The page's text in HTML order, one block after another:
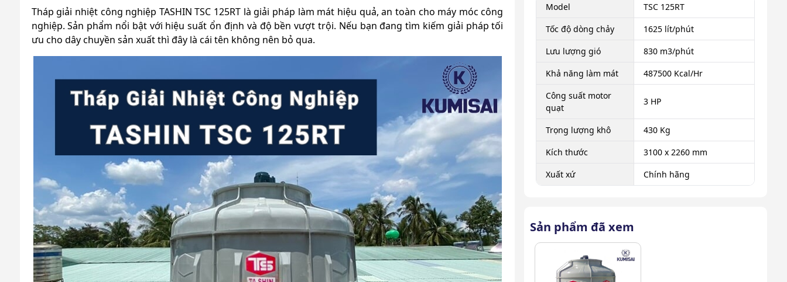
Tháp giải nhiệt công nghiệp TASHIN TSC 125RT là giải pháp làm mát hiệu quả, an toàn cho máy móc công
nghiệp. Sản phẩm nổi bật với hiệu suất ổn định và độ bền vượt trội. Nếu bạn đang tìm kiếm giải pháp tối
ưu cho dây chuyền sản xuất thì đây là cái tên không nên bỏ qua.
Model
TSC 125RT
Tốc độ dòng chảy
1625 lít/phút
Lưu lượng gió
830 m3/phút
Khả năng làm mát
487500 Kcal/Hr
Công suất motor
quạt
3 HP
Trọng lượng khô
430 Kg
Kích thước
3100 x 2260 mm
Xuất xứ
Chính hãng
Sản phẩm đã xem